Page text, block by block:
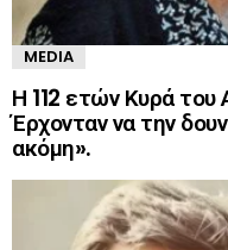
MEDIA
Η 112 ετών Κυρά του
Έρχονταν να την
ακόμη».